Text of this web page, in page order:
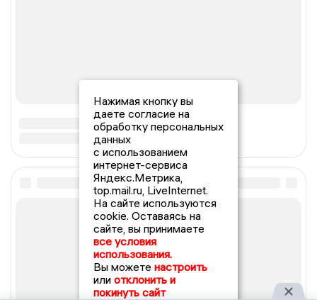
Нажимая кнопку вы
даете согласие на
обработку персональных
данных
с использованием
интернет-сервиса
Яндекс.Метрика,
top.mail.ru, LiveInternet.
На сайте используются
cookie. Оставаясь на
сайте, вы принимаете
все условия
использования.
Вы можете настроить
или отклонить и
покинуть сайт